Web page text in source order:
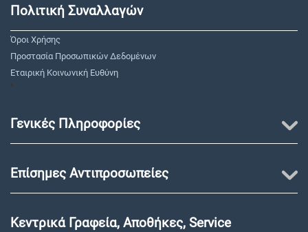
Πολιτική Συναλλαγών
Όροι Χρήσης
Προστασία Προσωπικών Δεδομένων
Εταιρική Κοινωνική Ευθύνη
"
Γενικές Πληροφορίες
Επίσημες Αντιπροσωπείες
Κεντρικά Γραφεία, Αποθήκες, Service